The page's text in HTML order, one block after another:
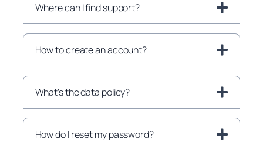
Where can I find support?
How to create an account?
What's the data policy?
How do I reset my password?